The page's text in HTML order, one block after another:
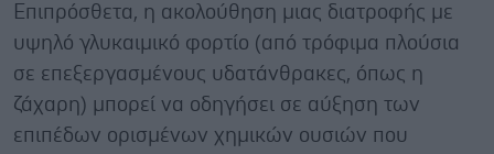
Επιπρόσθετα, η ακολούθηση μιας διατροφής με
υψηλό γλυκαιμικό φορτίο (από τρόφιμα πλούσια
σε επεξεργασμένους υδατάνθρακες, όπως η
ζάχαρη) μπορεί να οδηγήσει σε αύξηση των
επιπέδων ορισμένων χημικών ουσιών που